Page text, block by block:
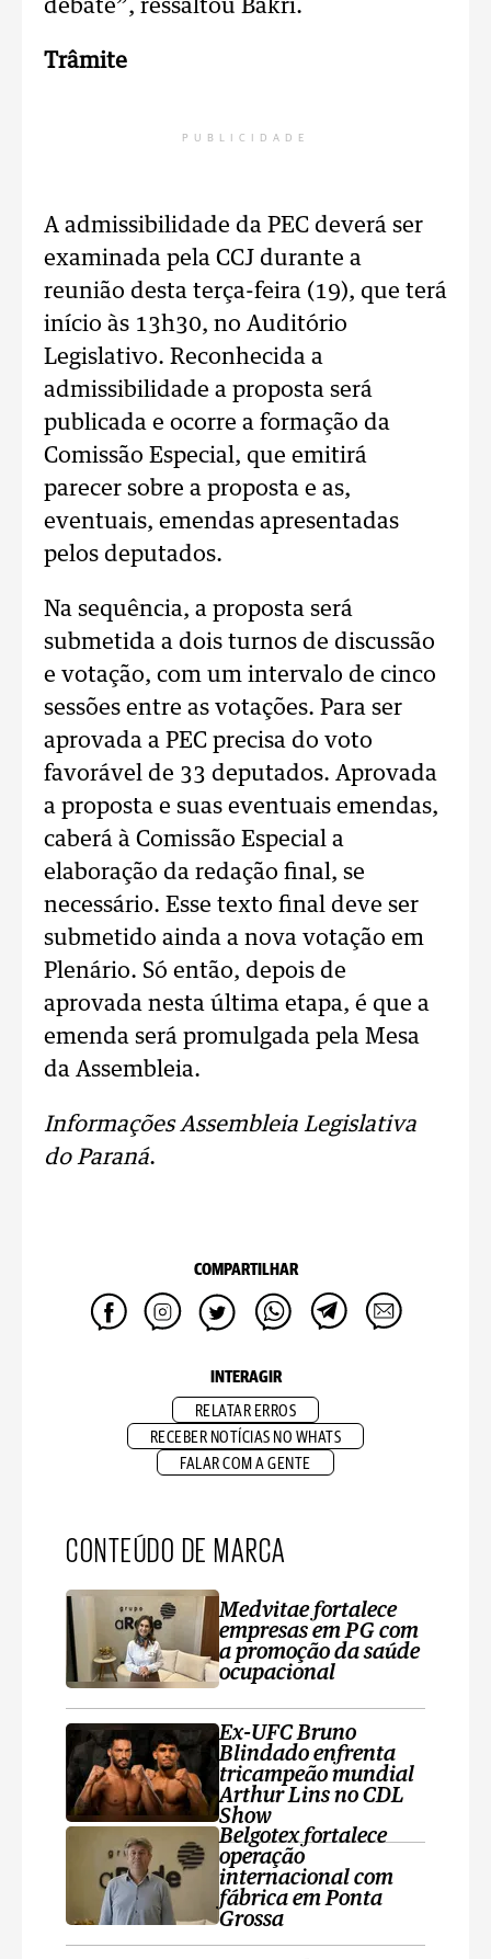
debate”, ressaltou Bakri.
Trâmite
PUBLICIDADE
A admissibilidade da PEC deverá ser
examinada pela CCJ durante a
reunião desta terça-feira (19), que terá
início às 13h30, no Auditório
Legislativo. Reconhecida a
admissibilidade a proposta será
publicada e ocorre a formação da
Comissão Especial, que emitirá
parecer sobre a proposta e as,
eventuais, emendas apresentadas
pelos deputados.
Na sequência, a proposta será
submetida a dois turnos de discussão
e votação, com um intervalo de cinco
sessões entre as votações. Para ser
aprovada a PEC precisa do voto
favorável de 33 deputados. Aprovada
a proposta e suas eventuais emendas,
caberá à Comissão Especial a
elaboração da redação final, se
necessário. Esse texto final deve ser
submetido ainda a nova votação em
Plenário. Só então, depois de
aprovada nesta última etapa, é que a
emenda será promulgada pela Mesa
da Assembleia.
Informações Assembleia Legislativa
do Paraná.
COMPARTILHAR
INTERAGIR
RELATAR ERROS
RECEBER NOTÍCIAS NO WHATS
FALAR COM A GENTE
CONTEÚDO DE MARCA
Medvitae fortalece
empresas em PG com
a promoção da saúde
ocupacional
Ex-UFC Bruno
Blindado enfrenta
tricampeão mundial
Arthur Lins no CDL
Show
Belgotex fortalece
operação
internacional com
fábrica em Ponta
Grossa